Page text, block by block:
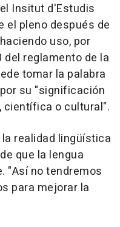
Insitut d'Estudis
el pleno después de
uso, por
reglamento de la
tomar la palabra
su "significación
científica o cultural".
realidad lingüística
que la lengua
"Así no tendremos
para mejorar la